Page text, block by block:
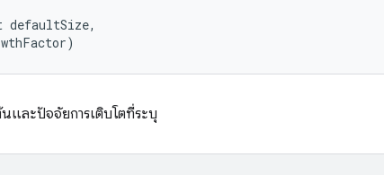
defaultSize,
นและปัจจัยการเติบโตที่ระบุ